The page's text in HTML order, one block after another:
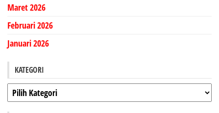
Maret 2026
Februari 2026
Januari 2026
KATEGORI
Kategori